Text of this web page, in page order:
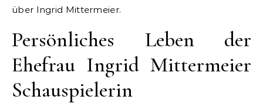
über Ingrid Mittermeier.
Persönliches Leben der
Ehefrau Ingrid Mittermeier
Schauspielerin